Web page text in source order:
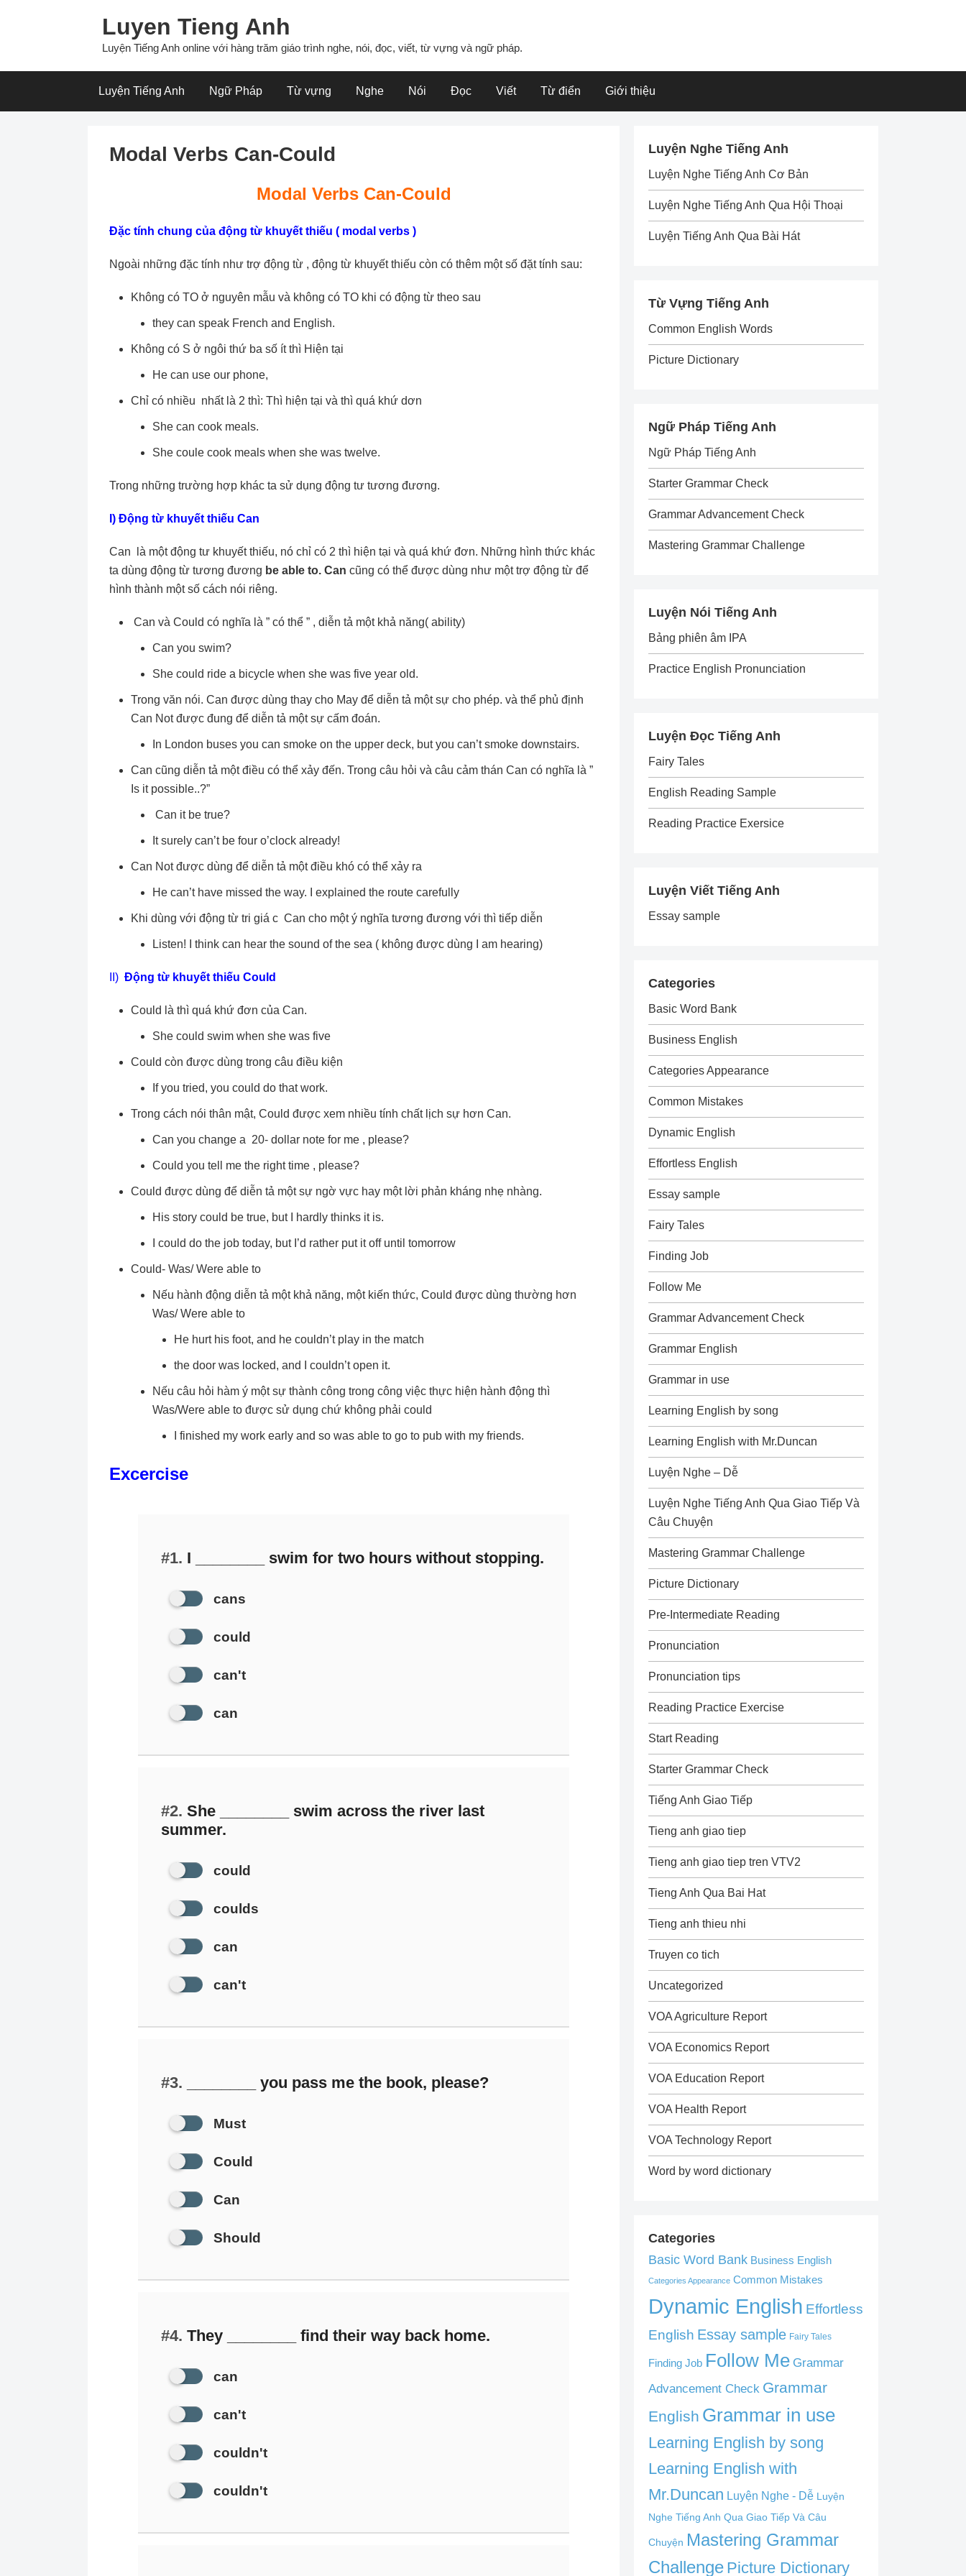
Luyen Tieng Anh
Luyện Tiếng Anh online với hàng trăm giáo trình nghe, nói, đọc, viết, từ vựng và ngữ pháp.
Luyện Tiếng Anh Ngữ Pháp Từ vựng Nghe Nói Đọc Viết Từ điển Giới thiệu
Modal Verbs Can-Could
Modal Verbs Can-Could
Đặc tính chung của động từ khuyết thiếu ( modal verbs )
Ngoài những đặc tính như trợ động từ , động từ khuyết thiếu còn có thêm một số đặt tính sau:
Không có TO ở nguyên mẫu và không có TO khi có động từ theo sau
they can speak French and English.
Không có S ở ngôi thứ ba số ít thì Hiện tại
He can use our phone,
Chỉ có nhiều nhất là 2 thì: Thì hiện tại và thì quá khứ dơn
She can cook meals.
She coule cook meals when she was twelve.
Trong những trường hợp khác ta sử dụng động tư tương đương.
I) Động từ khuyết thiếu Can
Can là một động tư khuyết thiếu, nó chỉ có 2 thì hiện tại và quá khứ đơn. Những hình thức khác
ta dùng động từ tương đương be able to. Can cũng có thể được dùng như một trợ động từ để
hình thành một số cách nói riêng.
Can và Could có nghĩa là ” có thể ” , diễn tả một khả năng( ability)
Can you swim?
She could ride a bicycle when she was five year old.
Trong văn nói. Can được dùng thay cho May để diễn tả một sự cho phép. và thể phủ định
Can Not được đung để diễn tả một sự cấm đoán.
In London buses you can smoke on the upper deck, but you can’t smoke downstairs.
Can cũng diễn tả một điều có thể xảy đến. Trong câu hỏi và câu cảm thán Can có nghĩa là ”
Is it possible..?”
Can it be true?
It surely can’t be four o’clock already!
Can Not được dùng để diễn tả một điều khó có thể xảy ra
He can’t have missed the way. I explained the route carefully
Khi dùng với động từ tri giá c Can cho một ý nghĩa tương đương với thì tiếp diễn
Listen! I think can hear the sound of the sea ( không được dùng I am hearing)
II) Động từ khuyết thiếu Could
Could là thì quá khứ đơn của Can.
She could swim when she was five
Could còn được dùng trong câu điều kiện
If you tried, you could do that work.
Trong cách nói thân mật, Could được xem nhiều tính chất lịch sự hơn Can.
Can you change a 20- dollar note for me , please?
Could you tell me the right time , please?
Could được dùng để diễn tả một sự ngờ vực hay một lời phản kháng nhẹ nhàng.
His story could be true, but I hardly thinks it is.
I could do the job today, but I’d rather put it off until tomorrow
Could- Was/ Were able to
Nếu hành động diễn tả một khả năng, một kiến thức, Could được dùng thường hơn
Was/ Were able to
He hurt his foot, and he couldn’t play in the match
the door was locked, and I couldn’t open it.
Nếu câu hỏi hàm ý một sự thành công trong công việc thực hiện hành động thì
Was/Were able to được sử dụng chứ không phải could
I finished my work early and so was able to go to pub with my friends.
Excercise
#1. I ________ swim for two hours without stopping.
cans
could
can't
can
#2. She ________ swim across the river last
summer.
could
coulds
can
can't
#3. ________ you pass me the book, please?
Must
Could
Can
Should
#4. They ________ find their way back home.
can
can't
couldn't
couldn't
Luyện Nghe Tiếng Anh
Luyện Nghe Tiếng Anh Cơ Bản
Luyện Nghe Tiếng Anh Qua Hội Thoại
Luyện Tiếng Anh Qua Bài Hát
Từ Vựng Tiếng Anh
Common English Words
Picture Dictionary
Ngữ Pháp Tiếng Anh
Ngữ Pháp Tiếng Anh
Starter Grammar Check
Grammar Advancement Check
Mastering Grammar Challenge
Luyện Nói Tiếng Anh
Bảng phiên âm IPA
Practice English Pronunciation
Luyện Đọc Tiếng Anh
Fairy Tales
English Reading Sample
Reading Practice Exersice
Luyện Viết Tiếng Anh
Essay sample
Categories
Basic Word Bank
Business English
Categories Appearance
Common Mistakes
Dynamic English
Effortless English
Essay sample
Fairy Tales
Finding Job
Follow Me
Grammar Advancement Check
Grammar English
Grammar in use
Learning English by song
Learning English with Mr.Duncan
Luyện Nghe – Dễ
Luyện Nghe Tiếng Anh Qua Giao Tiếp Và
Câu Chuyện
Mastering Grammar Challenge
Picture Dictionary
Pre-Intermediate Reading
Pronunciation
Pronunciation tips
Reading Practice Exercise
Start Reading
Starter Grammar Check
Tiếng Anh Giao Tiếp
Tieng anh giao tiep
Tieng anh giao tiep tren VTV2
Tieng Anh Qua Bai Hat
Tieng anh thieu nhi
Truyen co tich
Uncategorized
VOA Agriculture Report
VOA Economics Report
VOA Education Report
VOA Health Report
VOA Technology Report
Word by word dictionary
Categories
Basic Word Bank Business English
Categories Appearance Common Mistakes
Dynamic English Effortless
English Essay sample Fairy Tales
Finding Job Follow Me Grammar
Advancement Check Grammar
English Grammar in use
Learning English by song
Learning English with
Mr.Duncan Luyện Nghe - Dễ Luyện
Nghe Tiếng Anh Qua Giao Tiếp Và Câu
Chuyện Mastering Grammar
Challenge Picture Dictionary